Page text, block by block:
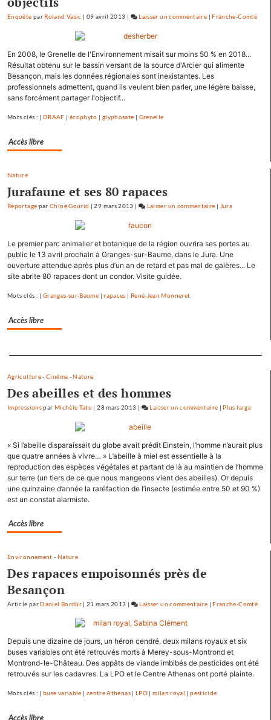
Enquête par Roland Vasic 09 avril 2013 Laisser un commentaire on
et
les
scories
Franche-Comté
En 2008, le Grenelle de l'Environnement misait sur moins 50 % en 2018...
Résultat obtenu sur le bassin versant de la source d'Arcier qui alimente
Besançon, mais les données régionales sont inexistantes. Les
professionnels admettent, quand ils veulent bien parler, une légère baisse,
sans forcément partager l'objectif...
Mots clés : |DRAAF | écophyto | glyphosate | Grenelle
Accès libre
Nature
Jurafaune et ses 80 rapaces
Reportage parChloé Gourid |29 mars 2013 | Laisser un commentaire on
et
les
scories
| Jura
Le premier parc animalier et botanique de la région ouvrira ses portes au
public le 13 avril prochain à Granges-sur-Baume, dans le Jura. Une
ouverture attendue après plus d’un an de retard et pas mal de galères... Le
site abrite 80 rapaces dont un condor. Visite guidée.
Mots clés : |Granges-sur-Baume |rapaces | René-Jean Monneret
Accès libre
Agriculture-Cinéma -Nature
Des abeilles et des hommes
Impressionspar Michèle Tatu |28 mars 2013 | Laisser un commentaire on
et
les
scories
| Plus large
« Si l’abeille disparaissait du globe avait prédit Einstein, l’homme n’aurait plus
que quatre années à vivre… » L’abeille à miel est essentielle à la
reproduction des espèces végétales et partant de là au maintien de l’homme
sur terre (un tiers de ce que nous mangeons vient des abeilles). Or depuis
une quinzaine d’année la raréfaction de l’insecte (estimée entre 50 et 90 %)
est un constat alarmiste.
Accès libre
Environnement - Nature
Des rapaces empoisonnés près de
Besançon
Article parDaniel Bordür |21 mars 2013 | Laisser un commentaire on
et
les
scories
de
la
|Franche-Comté
Depuis une dizaine de jours, un héron cendré, deux milans royaux et six
buses variables ont été retrouvés morts à Merey-sous-Montrond et
Montrond-le-Château. Des appâts de viande imbibés de pesticides ont été
retrouvés sur les cadavres. La LPO et le Centre Athenas ont porté plainte.
Mots clés : | buse variable centre Athenas| LPO |milan royal |pesticide